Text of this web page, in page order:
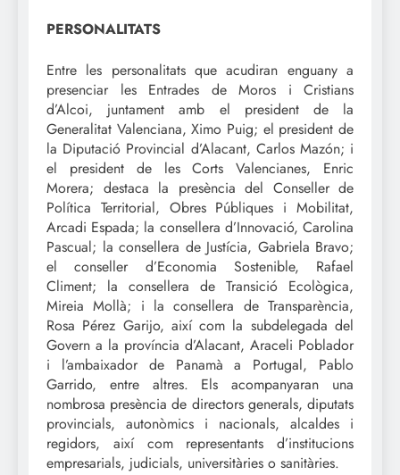
PERSONALITATS
Entre les personalitats que acudiran enguany a
presenciar les Entrades de Moros i Cristians
d’Alcoi, juntament amb el president de la
Generalitat Valenciana, Ximo Puig; el president de
la Diputació Provincial d’Alacant, Carlos Mazón; i
el president de les Corts Valencianes, Enric
Morera; destaca la presència del Conseller de
Política Territorial, Obres Públiques i Mobilitat,
Arcadi Espada; la consellera d’Innovació, Carolina
Pascual; la consellera de Justícia, Gabriela Bravo;
el conseller d’Economia Sostenible, Rafael
Climent; la consellera de Transició Ecològica,
Mireia Mollà; i la consellera de Transparència,
Rosa Pérez Garijo, així com la subdelegada del
Govern a la província d’Alacant, Araceli Poblador
i l’ambaixador de Panamà a Portugal, Pablo
Garrido, entre altres. Els acompanyaran una
nombrosa presència de directors generals, diputats
provincials, autonòmics i nacionals, alcaldes i
regidors, així com representants d’institucions
empresarials, judicials, universitàries o sanitàries.